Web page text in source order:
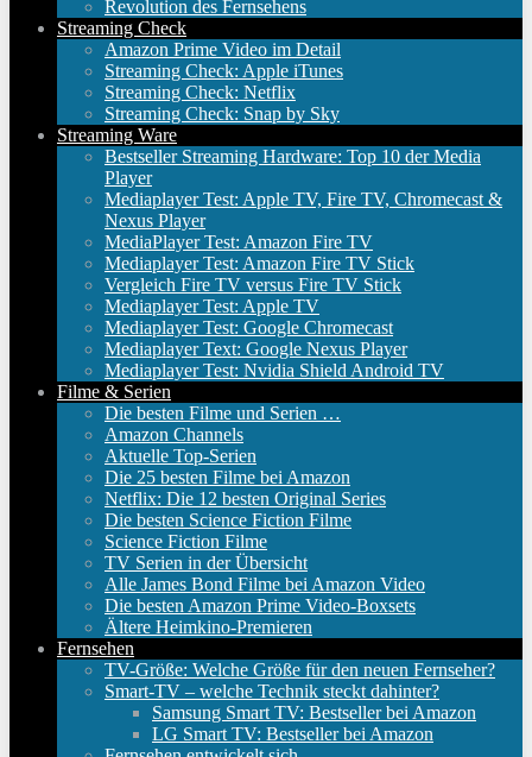
Revolution des Fernsehens
Streaming Check
Amazon Prime Video im Detail
Streaming Check: Apple iTunes
Streaming Check: Netflix
Streaming Check: Snap by Sky
Streaming Ware
Bestseller Streaming Hardware: Top 10 der Media
Player
Mediaplayer Test: Apple TV, Fire TV, Chromecast &
Nexus Player
MediaPlayer Test: Amazon Fire TV
Mediaplayer Test: Amazon Fire TV Stick
Vergleich Fire TV versus Fire TV Stick
Mediaplayer Test: Apple TV
Mediaplayer Test: Google Chromecast
Mediaplayer Text: Google Nexus Player
Mediaplayer Test: Nvidia Shield Android TV
Filme & Serien
Die besten Filme und Serien …
Amazon Channels
Aktuelle Top-Serien
Die 25 besten Filme bei Amazon
Netflix: Die 12 besten Original Series
Die besten Science Fiction Filme
Science Fiction Filme
TV Serien in der Übersicht
Alle James Bond Filme bei Amazon Video
Die besten Amazon Prime Video-Boxsets
Ältere Heimkino-Premieren
Fernsehen
TV-Größe: Welche Größe für den neuen Fernseher?
Smart-TV – welche Technik steckt dahinter?
Samsung Smart TV: Bestseller bei Amazon
LG Smart TV: Bestseller bei Amazon